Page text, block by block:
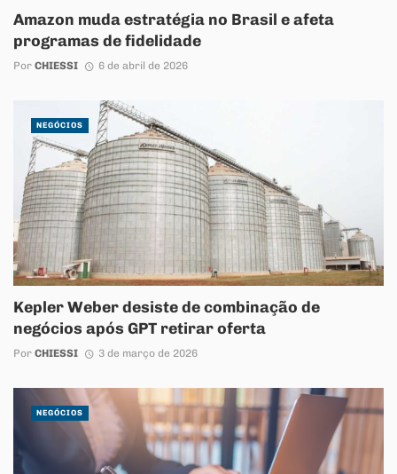
Amazon muda estratégia no Brasil e afeta
programas de fidelidade
Por CHIESSI 6 de abril de 2026
Kepler Weber desiste de combinação de
negócios após GPT retirar oferta
Por CHIESSI 3 de março de 2026
NEGÓCIOS
NEGÓCIOS